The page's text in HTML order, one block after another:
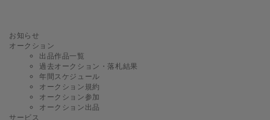
お知らせ
オークション
出品作品一覧
過去オークション・落札結果
年間スケジュール
オークション規約
オークション参加
オークション出品
サービス